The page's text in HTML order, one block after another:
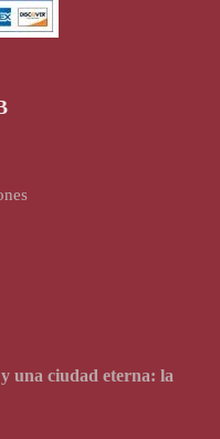
una ciudad eterna: la